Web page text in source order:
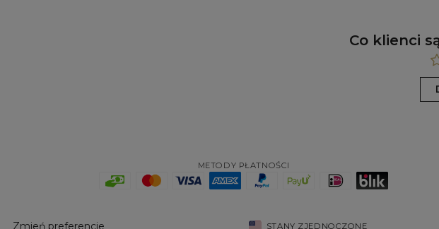
Co klienci
METODY PŁATNOŚCI
Zmień preferencje STANY ZJEDNOCZONE